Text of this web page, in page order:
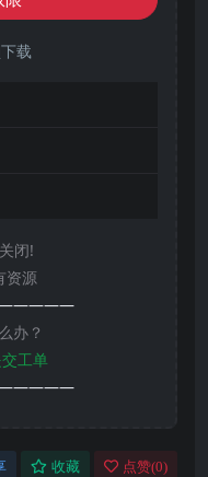
载
闭!
资源
办？
交工单
收藏 点赞(0)